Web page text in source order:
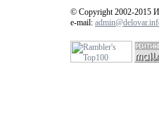
© Copyright 2002-2015
e-mail: